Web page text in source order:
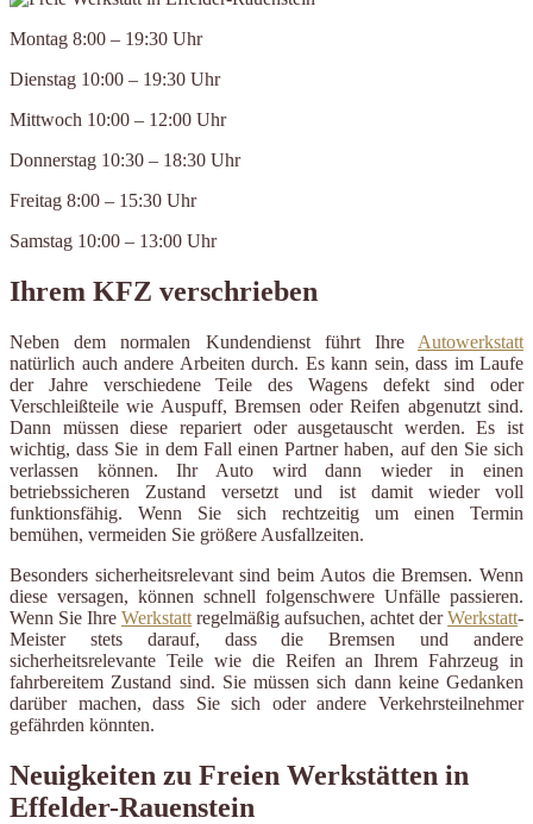
Montag 8:00 – 19:30 Uhr
Dienstag 10:00 – 19:30 Uhr
Mittwoch 10:00 – 12:00 Uhr
Donnerstag 10:30 – 18:30 Uhr
Freitag 8:00 – 15:30 Uhr
Samstag 10:00 – 13:00 Uhr
Ihrem KFZ verschrieben
Neben dem normalen Kundendienst führt Ihre Autowerkstatt
natürlich auch andere Arbeiten durch. Es kann sein, dass im Laufe
der Jahre verschiedene Teile des Wagens defekt sind oder
Verschleißteile wie Auspuff, Bremsen oder Reifen abgenutzt sind.
Dann müssen diese repariert oder ausgetauscht werden. Es ist
wichtig, dass Sie in dem Fall einen Partner haben, auf den Sie sich
verlassen können. Ihr Auto wird dann wieder in einen
betriebssicheren Zustand versetzt und ist damit wieder voll
funktionsfähig. Wenn Sie sich rechtzeitig um einen Termin
bemühen, vermeiden Sie größere Ausfallzeiten.
Besonders sicherheitsrelevant sind beim Autos die Bremsen. Wenn
diese versagen, können schnell folgenschwere Unfälle passieren.
Wenn Sie Ihre Werkstatt regelmäßig aufsuchen, achtet derWerkstatt-
Meister stets darauf, dass die Bremsen und andere
sicherheitsrelevante Teile wie die Reifen an Ihrem Fahrzeug in
fahrbereitem Zustand sind. Sie müssen sich dann keine Gedanken
darüber machen, dass Sie sich oder andere Verkehrsteilnehmer
gefährden könnten.
Neuigkeiten zu Freien Werkstätten in
Effelder-Rauenstein